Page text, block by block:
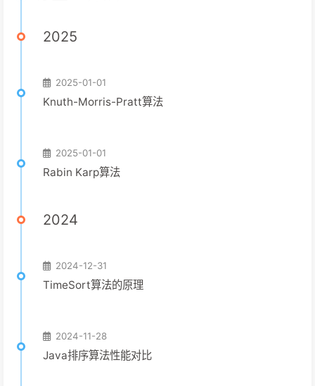
2025
2025-01-01
Knuth-Morris-Pratt算法
2025-01-01
Rabin Karp算法
2024
2024-12-31
TimeSort算法的原理
2024-11-28
Java排序算法性能对比